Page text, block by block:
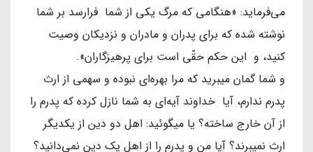
می‌فرماید: «هنگامی که مرگ یکی از شما فرارسد بر شما
نوشته شده که برای پدران و مادران و نزدیکان وصیت
کنید، و این حکم حقّی است برای پرهیزگاران».
و شما گمان میبرید که مرا بهره‌ای نبوده و سهمی از ارث
پدرم ندارم، آیا خداوند آیه‌ای به شما نازل کرده که پدرم را
از آن خارج ساخته؟ یا میگوئید: اهل دو دین از یکدیگر
ارث نمیبرند؟ آیا من و پدرم را از اهل یک دین نمی‌دانید؟